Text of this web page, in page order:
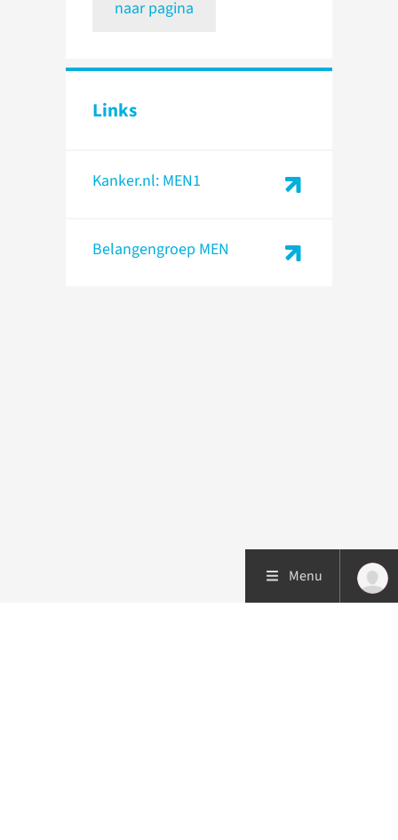
naar pagina
Links
Kanker.nl: MEN1
Belangengroep MEN
Menu